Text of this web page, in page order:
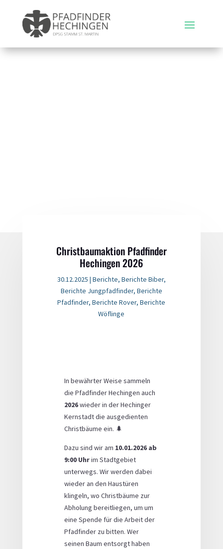
Christbaumaktion Pfadfinder
Hechingen 2026
30.12.2025 | Berichte, Berichte Biber,
Berichte Jungpfadfinder, Berichte
Pfadfinder,Berichte Rover,Berichte
Wöflinge
In bewährter Weise sammeln
die Pfadfinder Hechingen auch
2026wieder in der Hechinger
Kernstadt die ausgedienten
Christbäume ein. 🌲
Dazu sind wir am 10.01.2026 ab
9:00 Uhrim Stadtgebiet
unterwegs. Wir werden dabei
wieder an den Haustüren
klingeln, wo Christbäume zur
Abholung bereitliegen, um um
eine Spende für die Arbeit der
Pfadfinder zu bitten. Wer
seinen Baum entsorgt haben